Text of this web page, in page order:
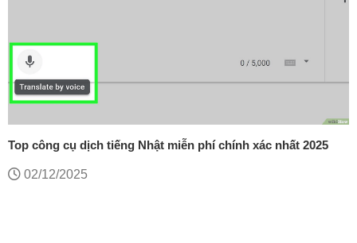
Top công cụ dịch tiếng Nhật miễn phí chính xác nhất 2025
02/12/2025